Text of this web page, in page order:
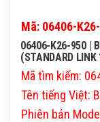
Mã: 06406-
06406-K26-950 |
(STANDARD LINK
Mã tìm kiếm:
Tên tiếng Việt:
Phiên bản